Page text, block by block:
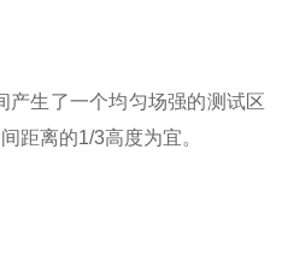
生了一个均匀场强的测试区
距离的1/3高度为宜。